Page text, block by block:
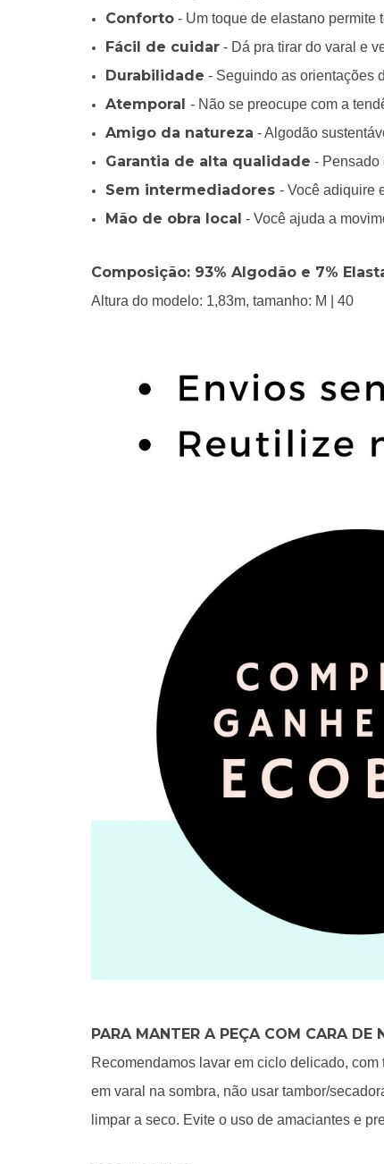
Conforto - Um toque de elastano permite
Fácil de cuidar - Dá pra tirar do varal e
Durabilidade - Seguindo as orientações
Atemporal - Não se preocupe com a
Amigo da natureza - Algodão
Garantia de alta qualidade - Pensado
Sem intermediadores - Você adiquire
Mão de obra local - Você ajuda a
Composição: 93% Algodão e 7%
Altura do modelo: 1,83m, tamanho: M | 40
PARA MANTER A PEÇA COM CARA DE
Recomendamos lavar em ciclo delicado,
em varal na sombra, não usar tambor/
limpar a seco. Evite o uso de amaciantes e